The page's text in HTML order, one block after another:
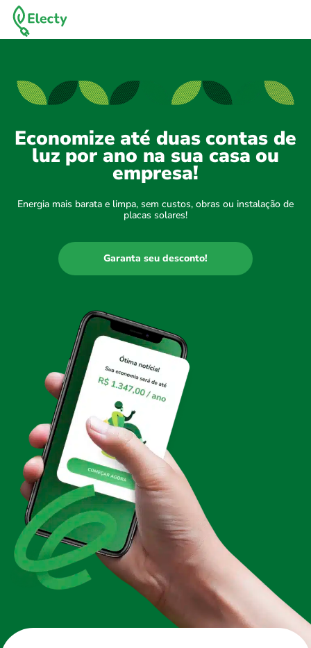
Economize até duas contas de
luz por ano na sua casa ou
empresa!
Energia mais barata e limpa, sem custos, obras ou instalação de
placas solares!
Garanta seu desconto!